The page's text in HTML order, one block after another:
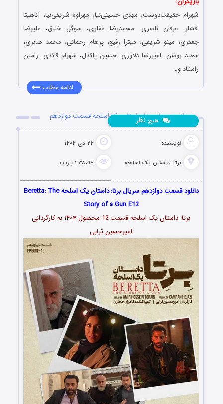
شهرام حقیقت‌دوست، مهدی حسینی‌نیا، مهراوه شریفی‌نیا، آناهیتا
افشار، عرفان ناصری، محمدرضا غفاری، سوگل خلیق، علیرضا
جعفری، مینو شریفی، میترا رفیع، پرهام رحمانی، محمد صابری،
سعید روشن، امیررضا دلاوری، حسین پاکدل، شهرام قائدی، رامین
راستاد و…
ادامه مطلب
دانلود سریال برتا: داستان یک اسلحه قسمت دوازدهم
نویسنده ۲۴ دی ۱۴۰۴
برتا: داستان یک اسلحه ۳۳۸۰۹۸ بازدید
هیچ نظر
دانلود قسمت دوازدهم سریال برتا: داستان یک اسلحه ‌Beretta: The
Story of a Gun E12
برتا: داستان یک اسلحه قسمت 12 محصول ۱۴۰۴ به کارگردانی
امیرحسین ترابی